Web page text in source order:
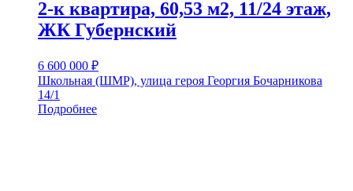
2-к квартира, 60,53 м2, 11/24 этаж,
ЖК Губернский
6 600 000 ₽
Школьная (ШМР), улица героя Георгия Бочарникова
14/1
Подробнее